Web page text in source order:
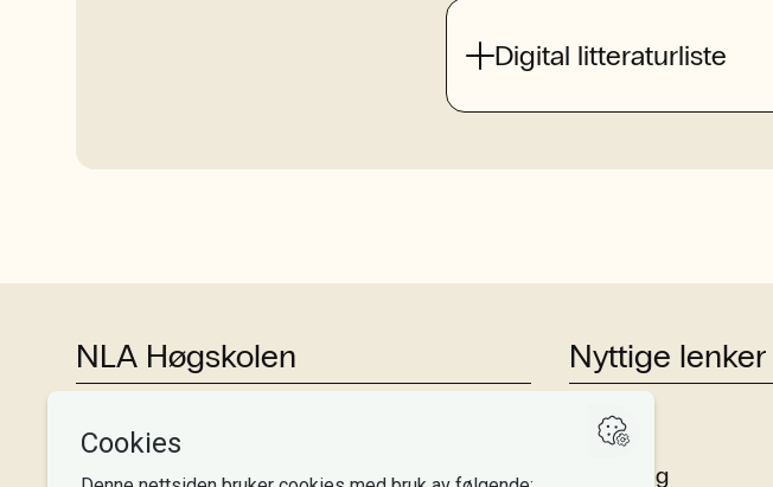
Digital litteraturliste
NLA Høgskolen
Tlf:+47 55 54 07 00
Send epost
Nyttige lenker
Studier
Forskning